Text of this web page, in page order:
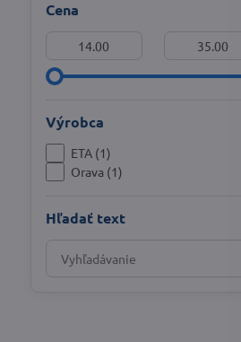
Cena
Výrobca
ETA (1)
Orava (1)
Hľadať text
Prehľadať
výsledky